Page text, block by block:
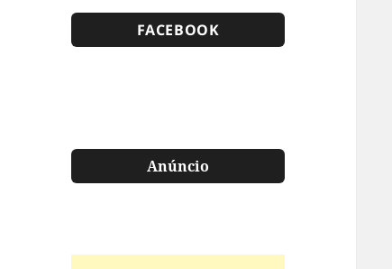
FACEBOOK
Anúncio